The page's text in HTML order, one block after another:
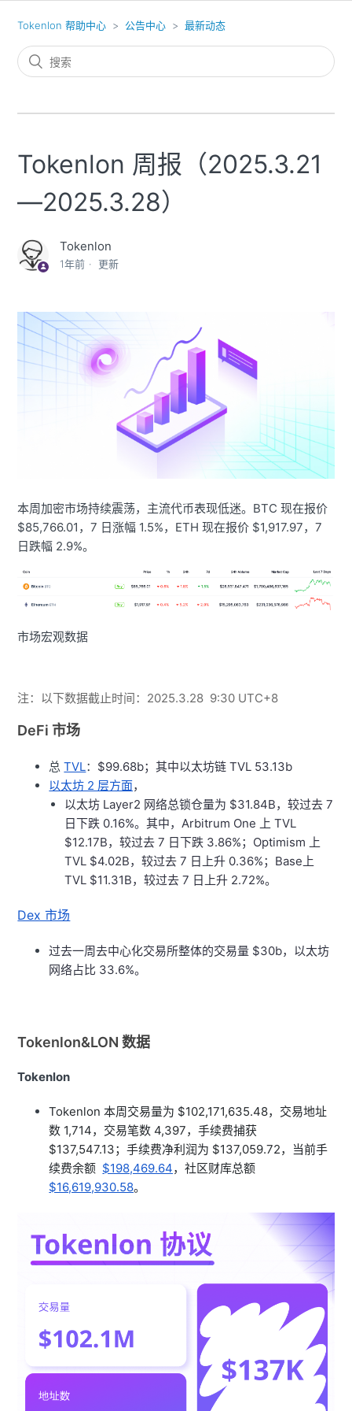
Tokenlon 帮助中心 公告中心 最新动态
Tokenlon 周报（2025.3.21
—2025.3.28）
Tokenlon
1年前 更新
本周加密市场持续震荡，主流代币表现低迷。BTC 现在报价
$85,766.01，7 日涨幅 1.5%，ETH 现在报价 $1,917.97，7
日跌幅 2.9%。
市场宏观数据
注：以下数据截止时间：2025.3.28 9:30 UTC+8
DeFi 市场
总TVL： $99.68b；其中以太坊链 TVL 53.13b
以太坊 2 层方面，
以太坊 Layer2 网络总锁仓量为 $31.84B，较过去 7
日下跌 0.16%。其中，Arbitrum One 上 TVL
$12.17B，较过去 7 日下跌 3.86%；Optimism 上
TVL $4.02B，较过去 7 日上升 0.36%；Base上
TVL $11.31B，较过去 7 日上升 2.72%。
Dex 市场
过去一周去中心化交易所整体的交易量 $30b，以太坊
网络占比 33.6%。
Tokenlon&LON 数据
Tokenlon
Tokenlon 本周交易量为 $102,171,635.48，交易地址
数 1,714，交易笔数 4,397，手续费捕获
$137,547.13；手续费净利润为 $137,059.72，当前手
续费余额 $198,469.64，社区财库总额
$16,619,930.58。